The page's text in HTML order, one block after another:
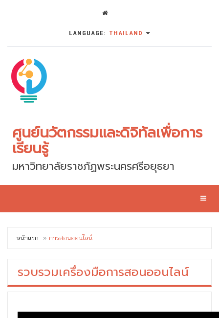
LANGUAGE: THAILAND
ศูนย์นวัตกรรมและดิจิทัลเพื่อการ
เรียนรู้
มหาวิทยาลัยราชภัฏพระนครศรีอยุธยา
หน้าแรก การสอนออนไลน์
รวบรวมเครื่องมือการสอนออนไลน์